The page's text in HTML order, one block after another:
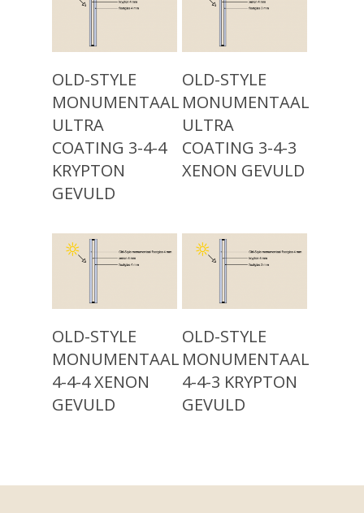
OLD-STYLE
MONUMENTAAL
ULTRA
COATING 3-4-4
KRYPTON
GEVULD
OLD-STYLE
MONUMENTAAL
ULTRA
COATING 3-4-3
XENON GEVULD
OLD-STYLE
MONUMENTAAL
4-4-4 XENON
GEVULD
OLD-STYLE
MONUMENTAAL
4-4-3 KRYPTON
GEVULD
(voor 1920)
Klassiek Isolatieglas
1960)
Modern Isolatieglas
Keuzehulp
Advies
Projecten
Over ons
Contact